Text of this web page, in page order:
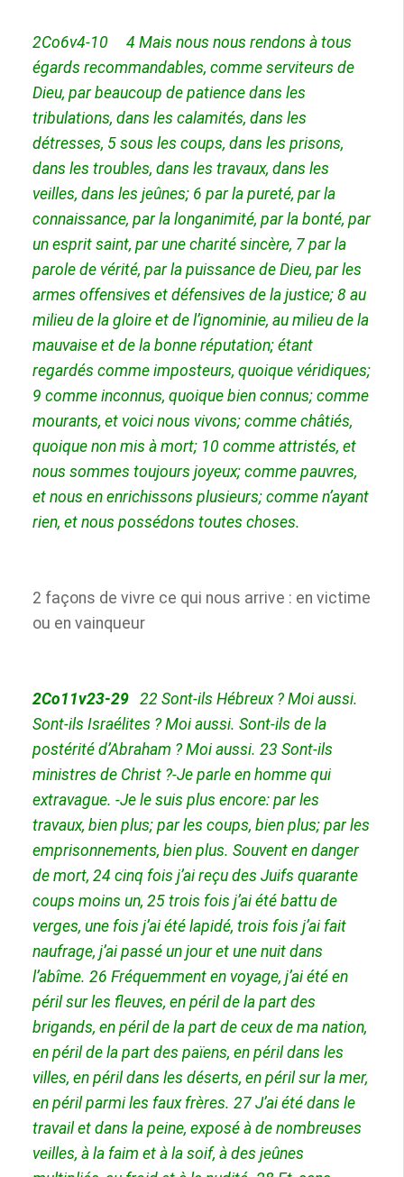
2Co6v4-10 4 Mais nous nous rendons à tous
égards recommandables, comme serviteurs de
Dieu, par beaucoup de patience dans les
tribulations, dans les calamités, dans les
détresses, 5 sous les coups, dans les prisons,
dans les troubles, dans les travaux, dans les
veilles, dans les jeûnes; 6 par la pureté, par la
connaissance, par la longanimité, par la bonté, par
un esprit saint, par une charité sincère, 7 par la
parole de vérité, par la puissance de Dieu, par les
armes offensives et défensives de la justice; 8 au
milieu de la gloire et de l’ignominie, au milieu de la
mauvaise et de la bonne réputation; étant
regardés comme imposteurs, quoique véridiques;
9 comme inconnus, quoique bien connus; comme
mourants, et voici nous vivons; comme châtiés,
quoique non mis à mort; 10 comme attristés, et
nous sommes toujours joyeux; comme pauvres,
et nous en enrichissons plusieurs; comme n’ayant
rien, et nous possédons toutes choses.
2 façons de vivre ce qui nous arrive : en victime
ou en vainqueur
2Co11v23-29 22 Sont-ils Hébreux ? Moi aussi.
Sont-ils Israélites ? Moi aussi. Sont-ils de la
postérité d’Abraham ? Moi aussi. 23 Sont-ils
ministres de Christ ?-Je parle en homme qui
extravague. -Je le suis plus encore: par les
travaux, bien plus; par les coups, bien plus; par les
emprisonnements, bien plus. Souvent en danger
de mort, 24 cinq fois j’ai reçu des Juifs quarante
coups moins un, 25 trois fois j’ai été battu de
verges, une fois j’ai été lapidé, trois fois j’ai fait
naufrage, j’ai passé un jour et une nuit dans
l’abîme. 26 Fréquemment en voyage, j’ai été en
péril sur les fleuves, en péril de la part des
brigands, en péril de la part de ceux de ma nation,
en péril de la part des païens, en péril dans les
villes, en péril dans les déserts, en péril sur la mer,
en péril parmi les faux frères. 27 J’ai été dans le
travail et dans la peine, exposé à de nombreuses
veilles, à la faim et à la soif, à des jeûnes